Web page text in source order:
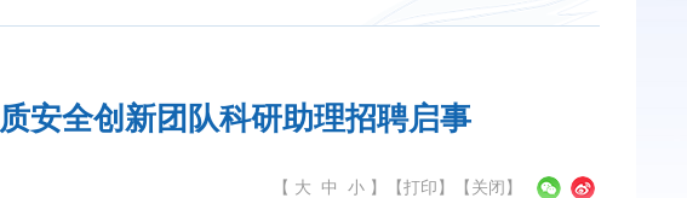
安全创新团队科研助理招聘启事
【 大 中 小 】 【打印】【关闭】